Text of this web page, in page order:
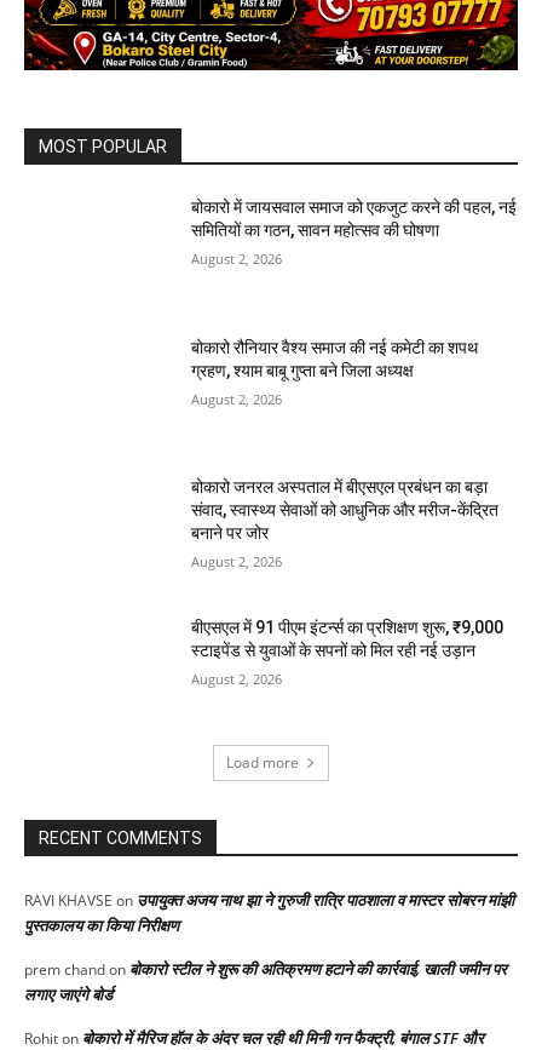
MOST POPULAR
बोकारो में जायसवाल समाज को एकजुट करने की पहल, नई
समितियों का गठन, सावन महोत्सव की घोषणा
August 2, 2026
बोकारो रौनियार वैश्य समाज की नई कमेटी का शपथ
ग्रहण, श्याम बाबू गुप्ता बने जिला अध्यक्ष
August 2, 2026
बोकारो जनरल अस्पताल में बीएसएल प्रबंधन का बड़ा
संवाद, स्वास्थ्य सेवाओं को आधुनिक और मरीज-केंद्रित
बनाने पर जोर
August 2, 2026
बीएसएल में 91 पीएम इंटर्न्स का प्रशिक्षण शुरू, ₹9,000
स्टाइपेंड से युवाओं के सपनों को मिल रही नई उड़ान
August 2, 2026
Load more
RECENT COMMENTS
RAVI KHAVSE on उपायुक्त अजय नाथ झा ने गुरुजी रात्रि पाठशाला व मास्टर सोबरन मांझी
पुस्तकालय का किया निरीक्षण
prem chandon बोकारो स्टील ने शुरू की अतिक्रमण हटाने की कार्रवाई, खाली जमीन पर
लगाए जाएंगे बोर्ड
Rohiton बोकारो में मैरिज हॉल के अंदर चल रही थी मिनी गन फैक्ट्री, बंगाल STF और